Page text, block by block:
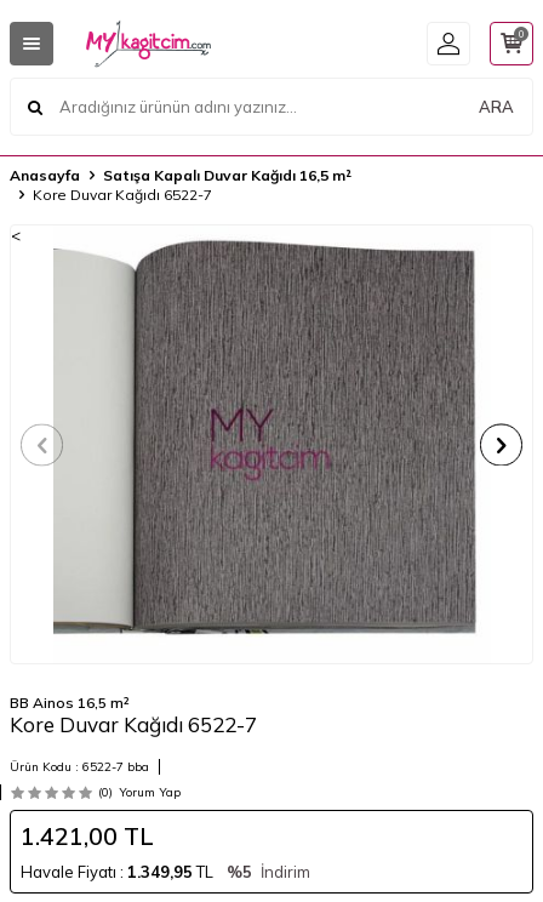
ARA
0
Anasayfa
Satışa Kapalı Duvar Kağıdı 16,5 m²
Kore Duvar Kağıdı 6522-7
<
BB Ainos 16,5 m²
Kore Duvar Kağıdı 6522-7
Ürün Kodu : 6522-7 bba
(0) Yorum Yap
1.421,00 TL
Havale Fiyatı : 1.349,95TL %5 İndirim